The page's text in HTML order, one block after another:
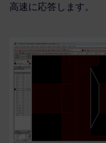
高速に応答します。